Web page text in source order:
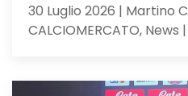
30 Luglio 2026 | Martino
CALCIOMERCATO,